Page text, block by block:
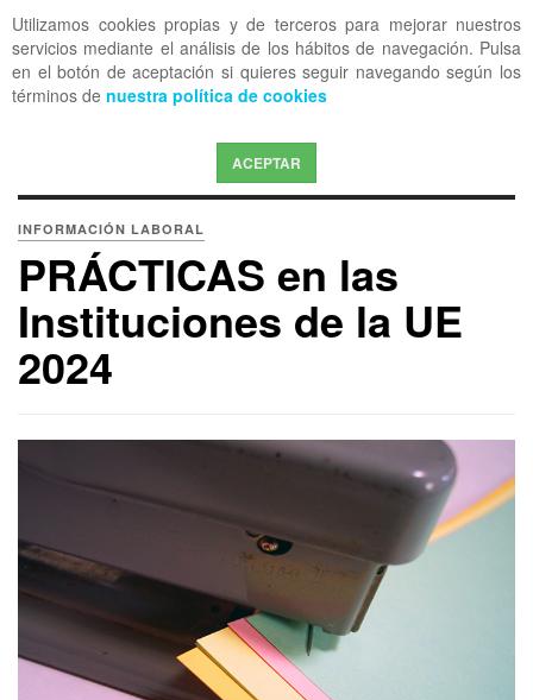
Utilizamos cookies propias y de terceros para mejorar nuestros
servicios mediante el análisis de los hábitos de navegación. Pulsa
en el botón de aceptación si quieres seguir navegando según los
términos de nuestra política de cookies
ACEPTAR
OFF CANVAS
INFORMACIÓN LABORAL
PRÁCTICAS en las
Instituciones de la UE
2024